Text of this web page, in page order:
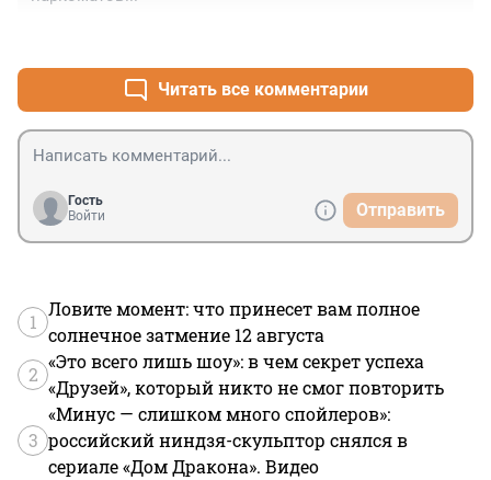
Читать все комментарии
Гость
Войти
Отправить
1
Ловите момент: что принесет вам полное
солнечное затмение 12 августа
2
«Это всего лишь шоу»: в чем секрет успеха
«Друзей», который никто не смог повторить
3
«Минус — слишком много спойлеров»:
российский ниндзя-скульптор снялся в
сериале «Дом Дракона». Видео